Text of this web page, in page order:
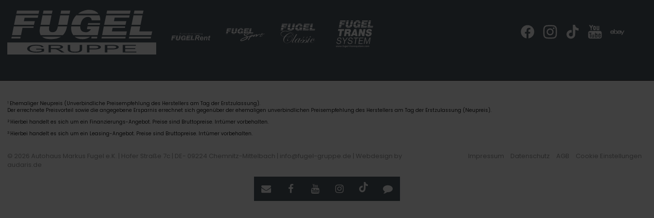
1 Ehemaliger Neupreis (Unverbindliche Preisempfehlung des Herstellers am Tag der Erstzulassung).
Der errechnete Preisvorteil sowie die angegebene Ersparnis errechnet sich gegenüber der ehemaligen unverbindlichen Preisempfehlung des Herstellers am Tag der Erstzulassung (Neupreis).
2 Hierbei handelt es sich um ein Finanzierungs-Angebot. Preise sind Bruttopreise. Irrtümer vorbehalten.
3 Hierbei handelt es sich um ein Leasing-Angebot. Preise sind Bruttopreise. Irrtümer vorbehalten.
© 2026 Autohaus Markus Fugel e.K. | Hofer Straße 7c | DE- 09224 Chemnitz-Mittelbach | info@fugel-gruppe.de | Webdesign by
audaris.de
Impressum Datenschutz AGB Cookie Einstellungen